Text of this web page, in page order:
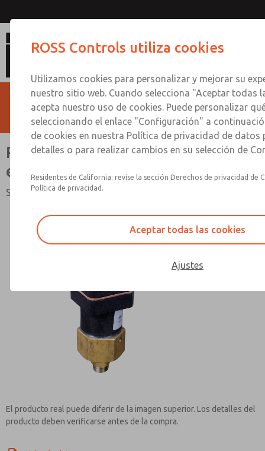
Presostatos neumático-
eléctricos
Salida eléctrica
El producto real puede diferir de la imagen superior. Los detalles del
producto deben verificarse antes de la compra.
Contact ROSS Controls for
ROSS Controls utiliza cookies
Utilizamos cookies para personalizar y mejorar su
nuestro sitio web. Cuando selecciona "Aceptar todas
acepta nuestro uso de cookies. Puede personalizar
seleccionando el enlace "Configuración" a
de cookies en nuestra Política de privacidad de datos
detalles o para realizar cambios en su selección de
Residentes de California: revise la sección Derechos de privacidad de
Política de privacidad.
Aceptar todas las cookies
Ajustes